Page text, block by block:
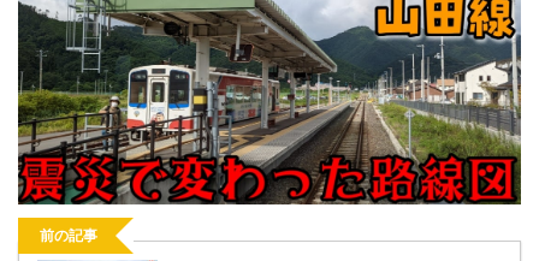
前の記事